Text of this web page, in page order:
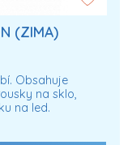
(ZIMA)
Obsahuje
na sklo,
na led.